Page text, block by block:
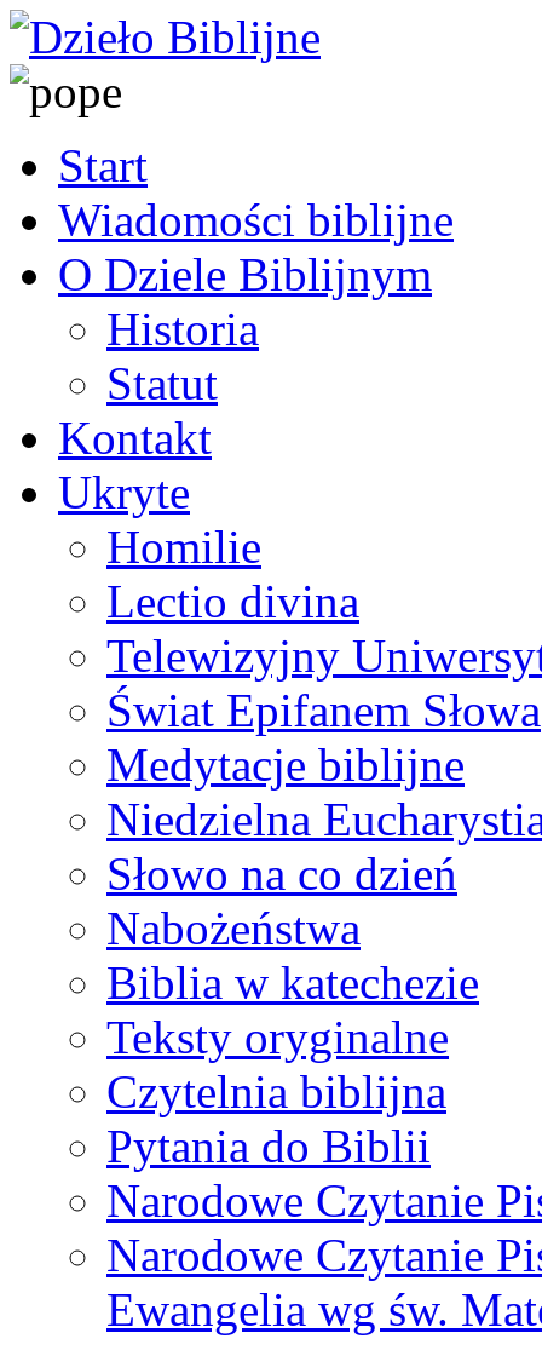
Start
Wiadomości biblijne
O Dziele Biblijnym
Historia
Statut
Kontakt
Ukryte
Homilie
Lectio divina
Telewizyjny
Świat Epifanem Słowa
Medytacje biblijne
Niedzielna
Słowo na co dzień
Nabożeństwa
Biblia w katechezie
Teksty oryginalne
Czytelnia biblijna
Pytania do Biblii
Narodowe Czytanie
Narodowe Czytanie
Ewangelia wg św.